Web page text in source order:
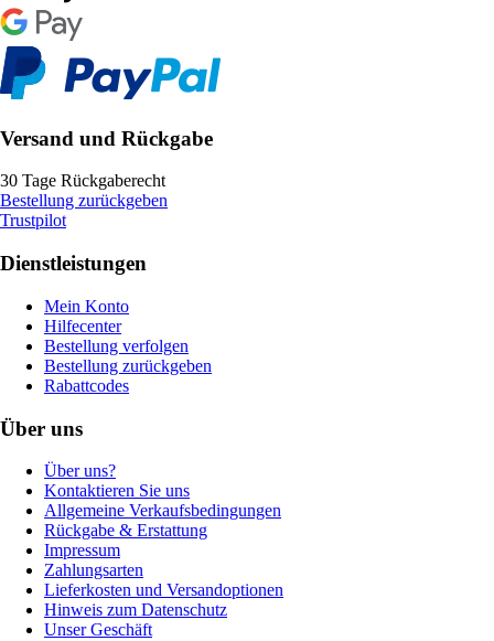
Versand und Rückgabe
30 Tage Rückgaberecht
Bestellung zurückgeben
Trustpilot
Dienstleistungen
Mein Konto
Hilfecenter
Bestellung verfolgen
Bestellung zurückgeben
Rabattcodes
Über uns
Über uns?
Kontaktieren Sie uns
Allgemeine Verkaufsbedingungen
Rückgabe & Erstattung
Impressum
Zahlungsarten
Lieferkosten und Versandoptionen
Hinweis zum Datenschutz
Unser Geschäft